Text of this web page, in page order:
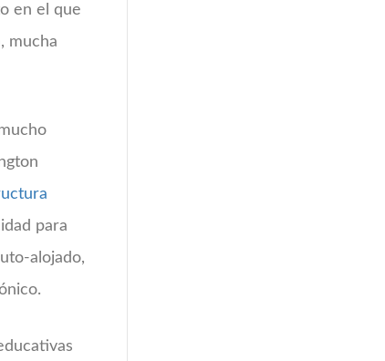
en el que
mucha
para
alojado,